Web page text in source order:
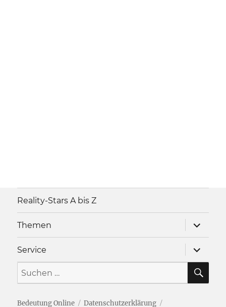
Reality-Stars A bis Z
Themen
anzeigen
Service
anzeigen
Suche
nach:
Bedeutung Online Datenschutzerklärung